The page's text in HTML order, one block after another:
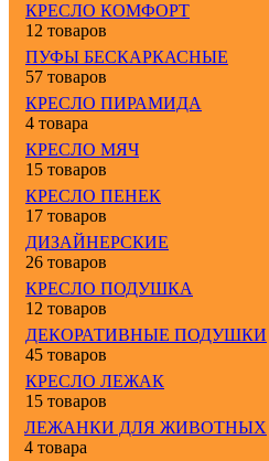
КРЕСЛО КОМФОРТ
12 товаров
ПУФЫ БЕСКАРКАСНЫЕ
57 товаров
КРЕСЛО ПИРАМИДА
4 товара
КРЕСЛО МЯЧ
15 товаров
КРЕСЛО ПЕНЕК
17 товаров
ДИЗАЙНЕРСКИЕ
26 товаров
КРЕСЛО ПОДУШКА
12 товаров
ДЕКОРАТИВНЫЕ ПОДУШКИ
45 товаров
КРЕСЛО ЛЕЖАК
15 товаров
ЛЕЖАНКИ ДЛЯ ЖИВОТНЫХ
4 товара